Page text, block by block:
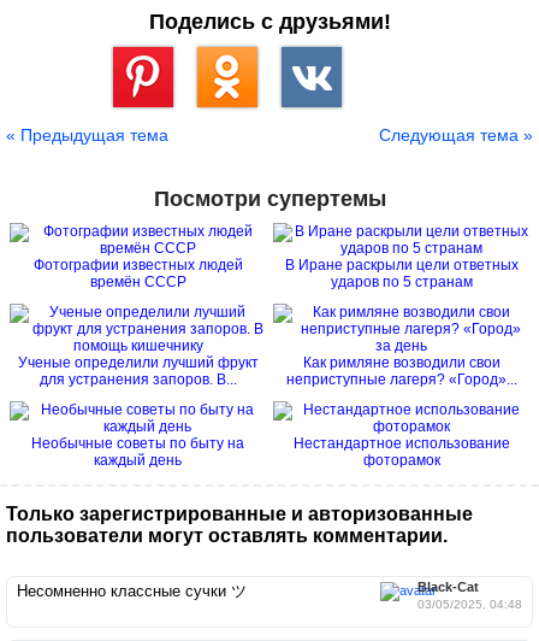
Поделись с друзьями!
« Предыдущая тема Следующая тема »
Посмотри супертемы
Фотографии известных людей
времён СССР
В Иране раскрыли цели ответных
ударов по 5 странам
Ученые определили лучший фрукт
для устранения запоров. В...
Как римляне возводили свои
неприступные лагеря? «Город»...
Необычные советы по быту на
каждый день
Нестандартное использование
фоторамок
Только зарегистрированные и авторизованные
пользователи могут оставлять комментарии.
Black-Cat
03/05/2025, 04:48
Несомненно классные сучки ツ